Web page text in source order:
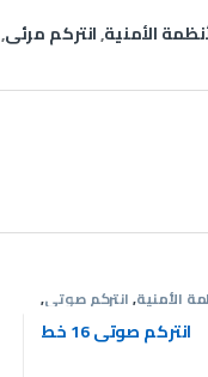
الأمنية,انتركم مرئى,
الأمنية,انتركم صوتى,
عروض انتركم
انتركم صوتى 16 خط